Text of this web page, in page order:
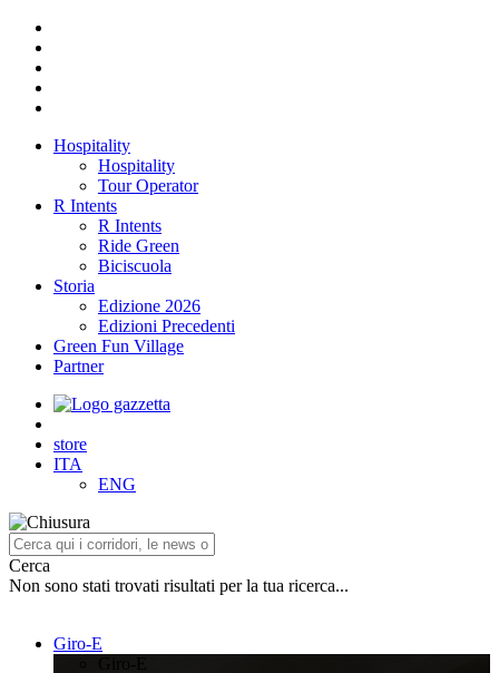
Hospitality
Hospitality
Tour Operator
R Intents
R Intents
Ride Green
Biciscuola
Storia
Edizione 2026
Edizioni Precedenti
Green Fun Village
Partner
store
ITA
ENG
Cerca
Non sono stati trovati risultati per la tua ricerca...
Giro-E